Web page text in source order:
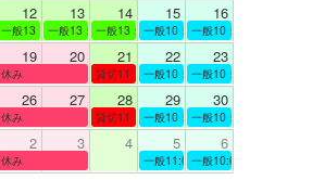
12 13 14 15 16
～19：00
一般13：00～19：00
一般13：00～19：00
一般13：00～19：00
一般10：00～19：00一般10：00～19：00
19 20 21 22 23
～12：00
休み 貸切11：00～13：00
一般10：00～19：00一般10：00～19：00
26 27 28 29 30
～12：00
休み 貸切11：00～12：00
一般10：00～19：00一般10：00～19：00
2 3 4 5 6
休み 一般11:00～19:00一般10:00～19:00